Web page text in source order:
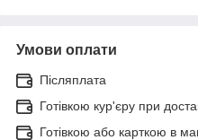
Умови оплати
Післяплата
Готівкою кур'єру при
Готівкою або карткою в